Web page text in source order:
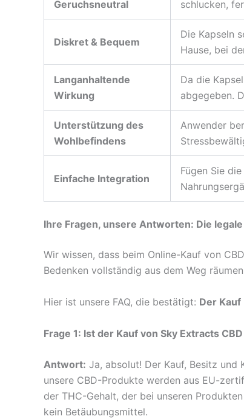
Geruchsneutral
schlucken,
Diskret & Bequem
Die Kapseln
Hause, bei
Langanhaltende
Wirkung
Da die
abgegeben.
Unterstützung des
Wohlbefindens
Anwender
Einfache Integration
Fügen Sie
Ihre Fragen, unsere Antworten: Die
Wir wissen, dass beim Online-Kauf von
Bedenken vollständig aus dem Weg
Hier ist unsere FAQ, die bestätigt: Der
Frage 1: Ist der Kauf von Sky Extracts
Antwort: Ja, absolut! Der Kauf, Besitz und
unsere CBD-Produkte werden aus EU-
der THC-Gehalt, der bei unseren
kein Betäubungsmittel.